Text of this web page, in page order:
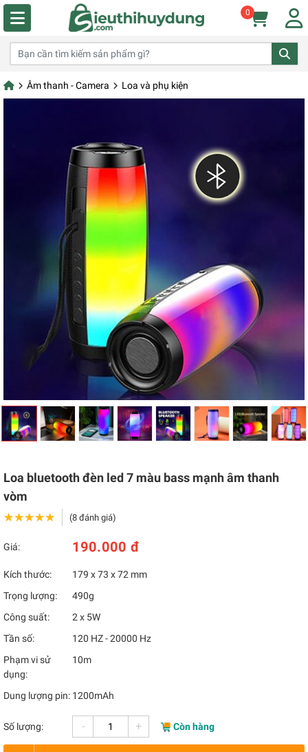
0
Âm thanh - Camera Loa và phụ kiện
Loa bluetooth đèn led 7 màu bass mạnh âm thanh
vòm
★★★★★
★★★★★ (8 đánh giá)
Giá: 190.000 đ
Kích thước:
179 x 73 x 72 mm
Trọng lượng:
490g
Công suất:
2 x 5W
Tần số:
120 HZ - 20000 Hz
Phạm vi sử
dụng:
10m
Dung lượng pin: 1200mAh
Số lượng: - + Còn hàng